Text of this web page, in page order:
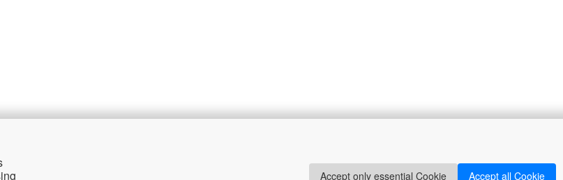
Accept only essential Cookie Accept all Cookie